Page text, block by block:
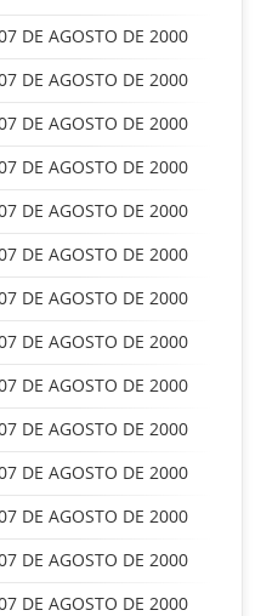
DE AGOSTO DE 2000
DE AGOSTO DE 2000
DE AGOSTO DE 2000
DE AGOSTO DE 2000
DE AGOSTO DE 2000
DE AGOSTO DE 2000
DE AGOSTO DE 2000
DE AGOSTO DE 2000
DE AGOSTO DE 2000
DE AGOSTO DE 2000
DE AGOSTO DE 2000
DE AGOSTO DE 2000
DE AGOSTO DE 2000
DE AGOSTO DE 2000